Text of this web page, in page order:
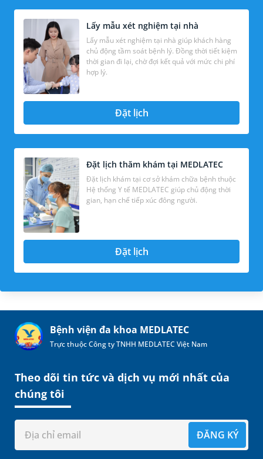
Lấy mẫu xét nghiệm tại nhà
Lấy mẫu xét nghiệm tại nhà giúp khách hàng
chủ động tầm soát bệnh lý. Đồng thời tiết kiệm
thời gian đi lại, chờ đợi kết quả với mức chi phí
hợp lý.
Đặt lịch
Đặt lịch thăm khám tại MEDLATEC
Đặt lịch khám tại cơ sở khám chữa bệnh thuộc
Hệ thống Y tế MEDLATEC giúp chủ động thời
gian, hạn chế tiếp xúc đông người.
Đặt lịch
Bệnh viện đa khoa MEDLATEC
Trực thuộc Công ty TNHH MEDLATEC Việt Nam
Theo dõi tin tức và dịch vụ mới nhất của
chúng tôi
ĐĂNG KÝ